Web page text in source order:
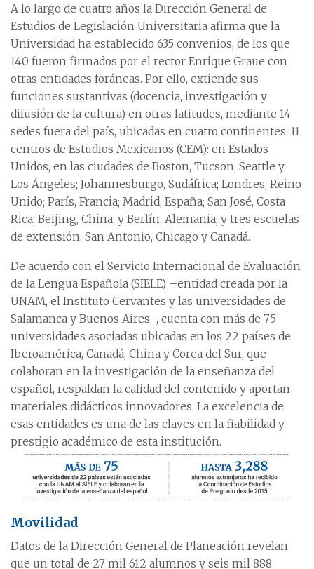
A lo largo de cuatro años la Dirección General de
Estudios de Legislación Universitaria afirma que la
Universidad ha establecido 635 convenios, de los que
140 fueron firmados por el rector Enrique Graue con
otras entidades foráneas. Por ello, extiende sus
funciones sustantivas (docencia, investigación y
difusión de la cultura) en otras latitudes, mediante 14
sedes fuera del país, ubicadas en cuatro continentes: 11
centros de Estudios Mexicanos (CEM): en Estados
Unidos, en las ciudades de Boston, Tucson, Seattle y
Los Ángeles; Johannesburgo, Sudáfrica; Londres, Reino
Unido; París, Francia; Madrid, España; San José, Costa
Rica; Beijing, China, y Berlín, Alemania; y tres escuelas
de extensión: San Antonio, Chicago y Canadá.
De acuerdo con el Servicio Internacional de Evaluación
de la Lengua Española (SIELE) –entidad creada por la
UNAM, el Instituto Cervantes y las universidades de
Salamanca y Buenos Aires–, cuenta con más de 75
universidades asociadas ubicadas en los 22 países de
Iberoamérica, Canadá, China y Corea del Sur, que
colaboran en la investigación de la enseñanza del
español, respaldan la calidad del contenido y aportan
materiales didácticos innovadores. La excelencia de
esas entidades es una de las claves en la fiabilidad y
prestigio académico de esta institución.
Movilidad
Datos de la Dirección General de Planeación revelan
que un total de 27 mil 612 alumnos y seis mil 888